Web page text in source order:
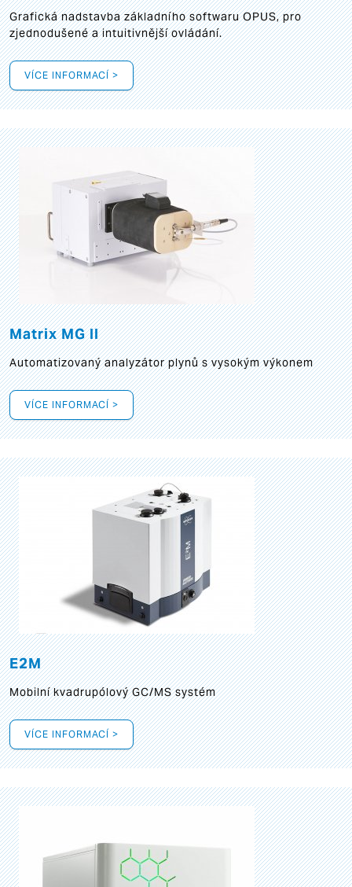
Grafickánadstavba základního softwaru OPUS, pro
zjednodušené a intuitivnější ovládání.
VÍCE INFORMACÍ >
Matrix MG II
Automatizovaný analyzátor plynů s vysokým výkonem
VÍCE INFORMACÍ >
E2M
Mobilní kvadrupólový GC/MS systém
VÍCE INFORMACÍ >